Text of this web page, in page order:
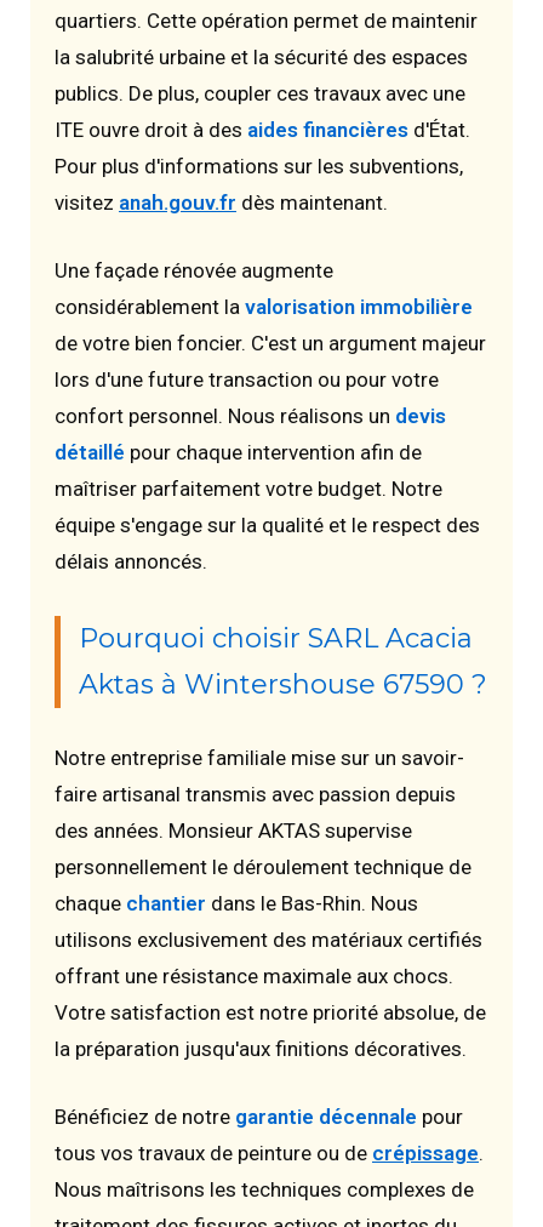
quartiers. Cette opération permet de maintenir
la salubrité urbaine et la sécurité des espaces
publics. De plus, coupler ces travaux avec une
ITE ouvre droit à des aides financières d'État.
Pour plus d'informations sur les subventions,
visitez anah.gouv.fr dès maintenant.
Une façade rénovée augmente
considérablement la valorisation immobilière
de votre bien foncier. C'est un argument majeur
lors d'une future transaction ou pour votre
confort personnel. Nous réalisons un devis
détaillé pour chaque intervention afin de
maîtriser parfaitement votre budget. Notre
équipe s'engage sur la qualité et le respect des
délais annoncés.
Pourquoi choisir SARL Acacia
Aktas à Wintershouse 67590 ?
Notre entreprise familiale mise sur un savoir-
faire artisanal transmis avec passion depuis
des années. Monsieur AKTAS supervise
personnellement le déroulement technique de
chaque chantier dans le Bas-Rhin. Nous
utilisons exclusivement des matériaux certifiés
offrant une résistance maximale aux chocs.
Votre satisfaction est notre priorité absolue, de
la préparation jusqu'aux finitions décoratives.
Bénéficiez de notre garantie décennale pour
tous vos travaux de peinture ou de crépissage.
Nous maîtrisons les techniques complexes de